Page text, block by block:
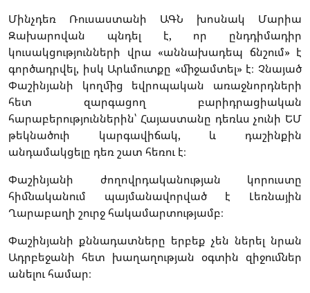
Մինչդեռ Ռուսաստանի ԱԳՆ խոսնակ Մարիա
Զախարովան պնդել է, որ ընդդիմադիր
կուսակցությունների վրա «աննախադեպ ճնշում» է
գործադրվել, իսկ Արևմուտքը «միջամտել» է։ Չնայած
Փաշինյանի կողմից եվրոպական առաջնորդների
հետ զարգացող բարիդրացիական
հարաբերություններին՝ Հայաստանը դեռևս չունի ԵՄ
թեկնածուի կարգավիճակ, և դաշինքին
անդամակցելը դեռ շատ հեռու է։
Փաշինյանի ժողովրդականության կորուստը
հիմնականում պայմանավորված է Լեռնային
Ղարաբաղի շուրջ հակամարտությամբ։
Փաշինյանի քննադատները երբեք չեն ներել նրան
Ադրբեջանի հետ խաղաղության օգտին զիջումներ
անելու համար։